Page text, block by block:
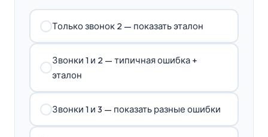
Только звонок 2 — показать эталон
Звонки 1 и 2 — типичная ошибка +
эталон
Звонки 1 и 3 — показать разные ошибки